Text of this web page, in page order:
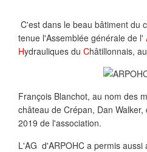
C'est dans le beau bâtiment du
tenue l'Assemblée générale de l'
Hydrauliques du Châtillonnais,
François Blanchot, au nom des
château de Crépan, Dan
2019 de l'association.
L'AG d'ARPOHC a permis